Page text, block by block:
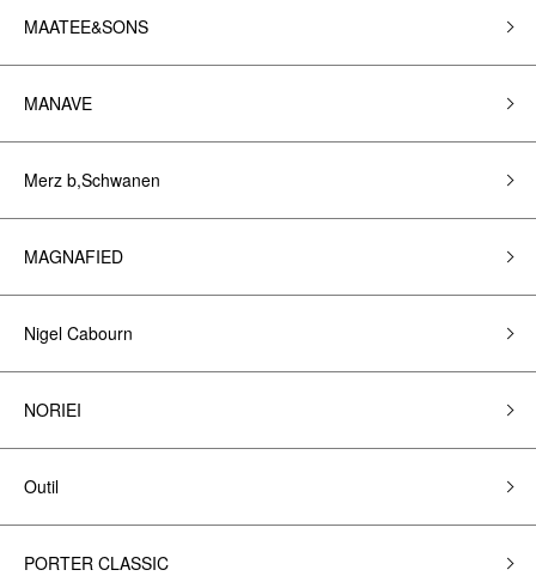
MAATEE&SONS
MANAVE
Merz b,Schwanen
MAGNAFIED
Nigel Cabourn
NORIEI
Outil
PORTER CLASSIC